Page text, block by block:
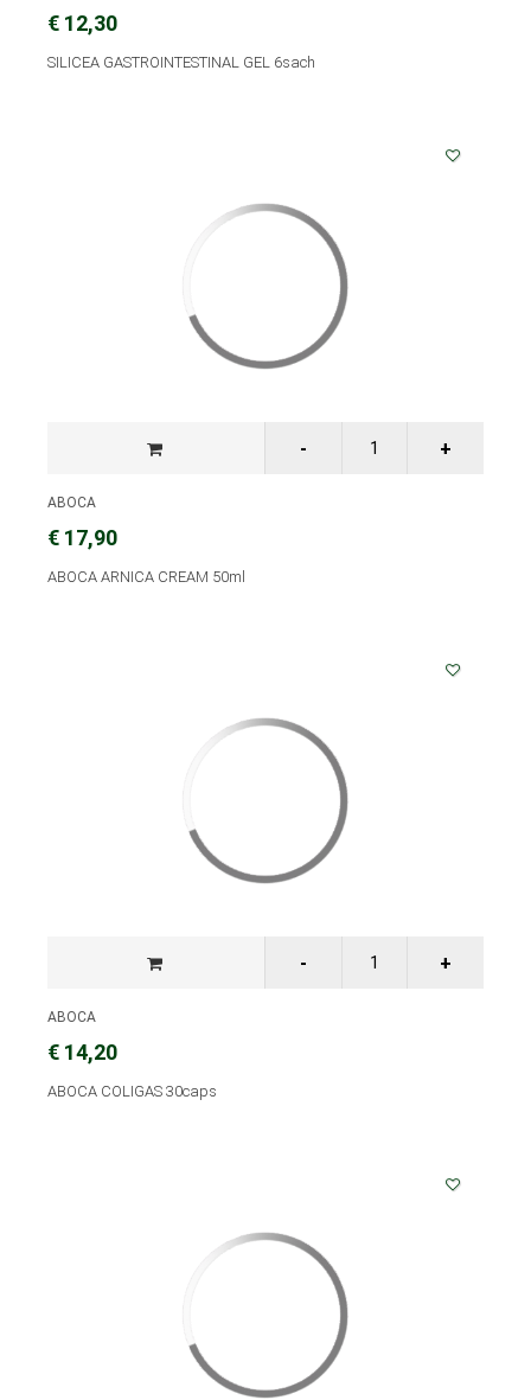
€ 12,30
SILICEA GASTROINTESTINAL GEL 6sach
ABOCA
€ 17,90
ABOCA ARNICA CREAM 50ml
ABOCA
€ 14,20
ABOCA COLIGAS 30caps